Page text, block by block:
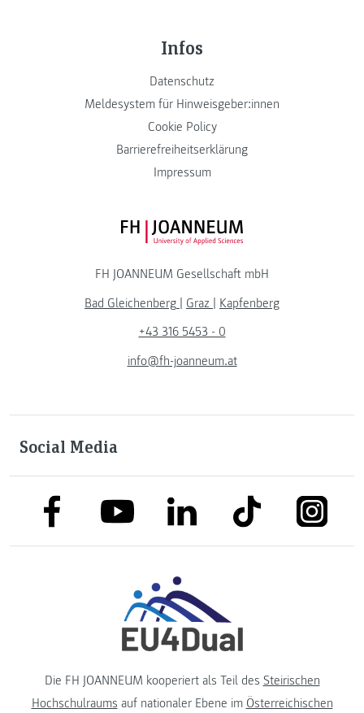
Infos
Datenschutz
Meldesystem für Hinweisgeber:innen
Cookie Policy
Barrierefreiheitserklärung
Impressum
FH JOANNEUM Logo
FH JOANNEUM Gesellschaft mbH
Bad Gleichenberg | Graz | Kapfenberg
+43 316 5453 - 0
info@fh-joanneum.at
Social Media
link to facebooklink to youtubelink to linkedinlink to tiktok link to
Die FH JOANNEUM kooperiert als Teil des Steirischen
Hochschulraums auf nationaler Ebene im Österreichischen